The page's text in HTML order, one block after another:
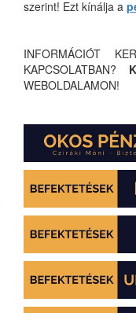
szerint! Ezt kínálja a
INFORMÁCIÓT
KAPCSOLATBAN?
WEBOLDALAMON!